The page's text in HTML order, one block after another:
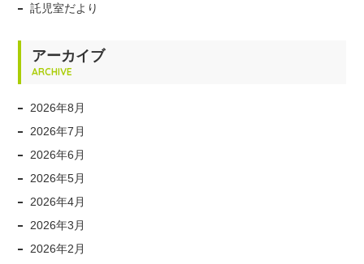
託児室だより
アーカイブ
ARCHIVE
2026年8月
2026年7月
2026年6月
2026年5月
2026年4月
2026年3月
2026年2月